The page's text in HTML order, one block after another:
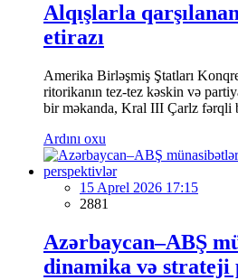
Alqışlarla
etirazı
Amerika Birləşmiş Ştatları
ritorikanın tez-tez kəskin və
bir məkanda, Kral III Çarlz fərqli
Ardını oxu
15 Aprel 2026 17:15
2881
Azərbaycan–ABŞ
dinamika və strateji